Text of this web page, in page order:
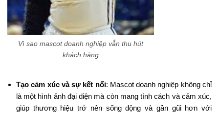
Vì sao mascot doanh nghiệp vẫn thu hút
khách hàng
Tạo cảm xúc và sự kết nối: Mascot doanh nghiệp không chỉ
là một hình ảnh đại diện mà còn mang tính cách và cảm xúc,
giúp thương hiệu trở nên sống động và gần gũi hơn với